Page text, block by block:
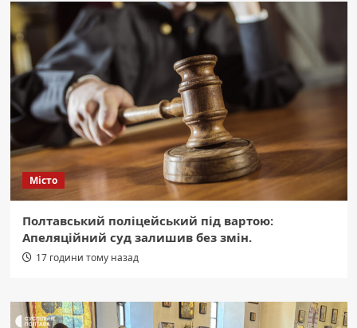
Місто
Полтавський поліцейський під вартою:
Апеляційний суд залишив без змін.
17 години тому назад